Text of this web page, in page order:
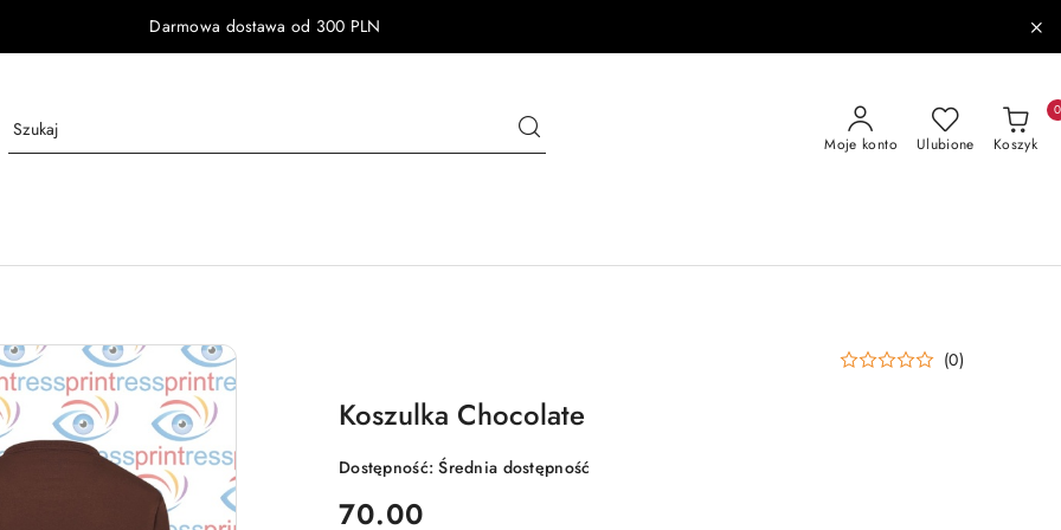
Darmowa dostawa od 300 PLN
Moje konto Ulubione Koszyk
0
(0)
Koszulka Chocolate
Dostępność:Średnia dostępność
cena:
70.00